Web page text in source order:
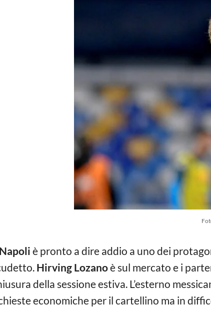
Napoli è pronto a dire addio a uno dei
Hirving Lozanoè sul mercato e i
della sessione estiva. L’esterno
economiche per il cartellino ma in